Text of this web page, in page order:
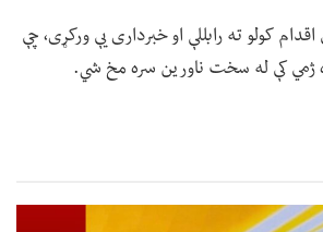
اقدام کولو ته رابللې او خبرداری یې ورکړی، چې
ژمي کې له سخت ناورین سره مخ شي.